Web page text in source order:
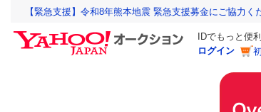
【緊急支援】令和8年熊本地震 緊急支援募金にご協力く
IDでもっと便
ログイン